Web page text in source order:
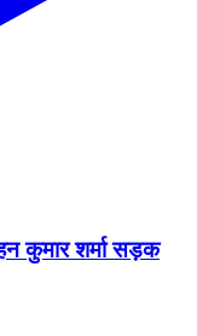
कुमार शर्मा सड़क